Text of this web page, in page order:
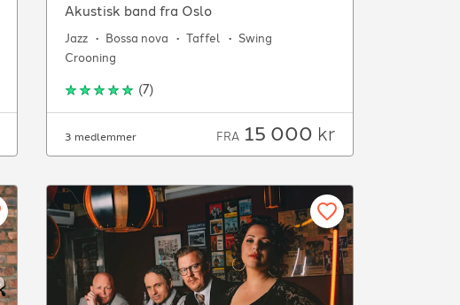
Akustisk band fra Oslo
Jazz Bossa nova Taffel
Swing
Crooning
(7)
3 medlemmer FRA 15 000 kr